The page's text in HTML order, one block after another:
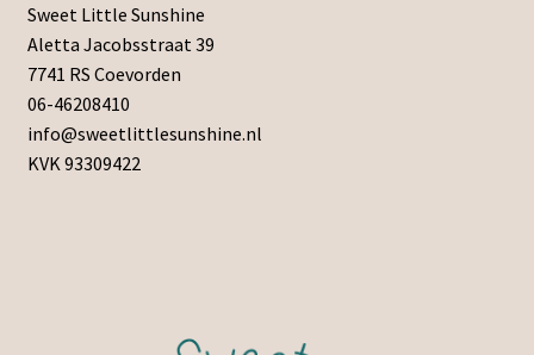
Sweet Little Sunshine
Aletta Jacobsstraat 39
7741 RS Coevorden
06-46208410
info@sweetlittlesunshine.nl
KVK 93309422